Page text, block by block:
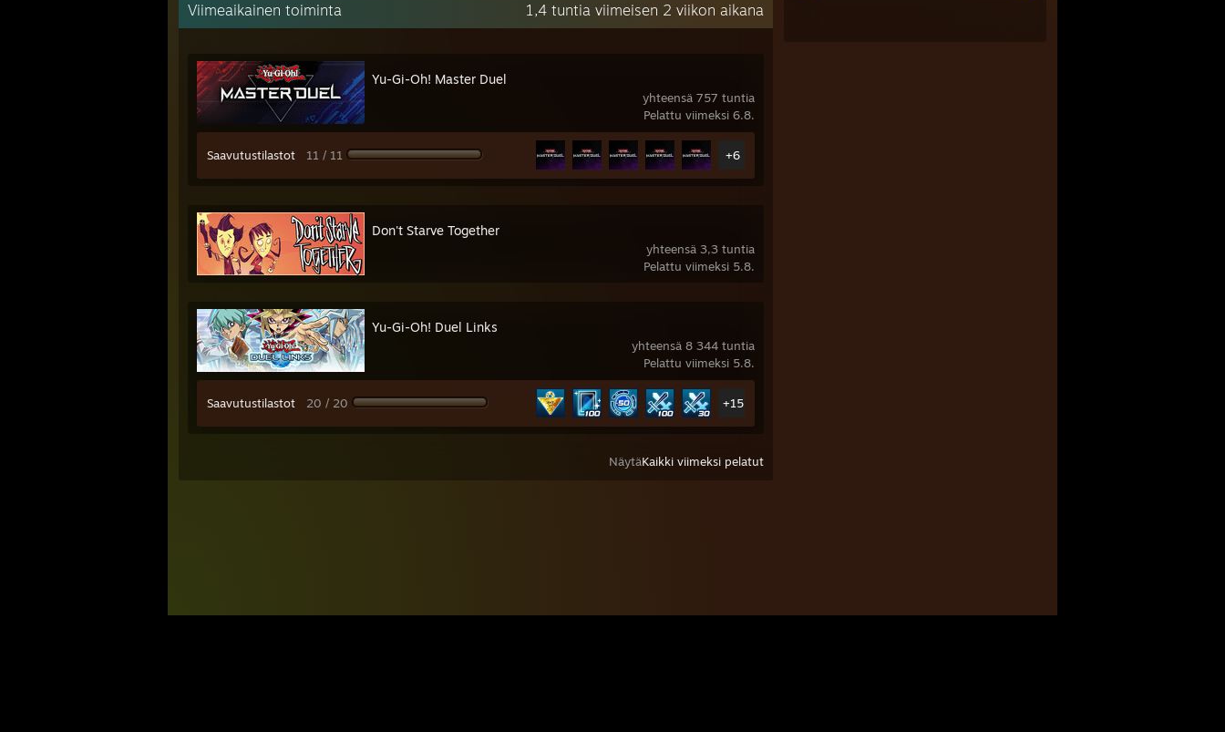
Viimeaikainen toiminta 1,4 tuntia viimeisen 2 viikon aikana
yhteensä 757 tuntia
Pelattu viimeksi 6.8.
Yu-Gi-Oh! Master Duel
Saavutustilastot 11 / 11 +6
yhteensä 3,3 tuntia
Pelattu viimeksi 5.8.
Don't Starve Together
yhteensä 8 344 tuntia
Pelattu viimeksi 5.8.
Yu-Gi-Oh! Duel Links
Saavutustilastot 20 / 20 +15
NäytäKaikki viimeksi pelatut